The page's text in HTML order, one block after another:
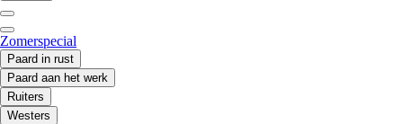
Zomerspecial
Paard in rust
Paard aan het werk
Ruiters
Westers